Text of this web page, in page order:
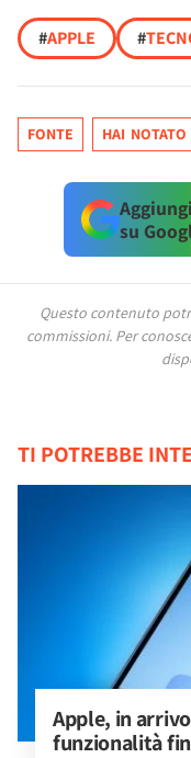
#APPLE #
FONTE HAI NOTATO
su
Questo contenuto
commissioni. Per
TI POTREBBE
Apple, in
funzionalità